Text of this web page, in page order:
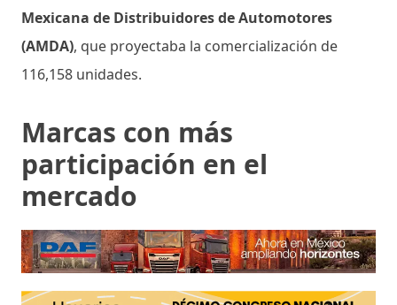
Mexicana de Distribuidores de Automotores
(AMDA), que proyectaba la comercialización de
116,158 unidades.
Marcas con más
participación en el
mercado